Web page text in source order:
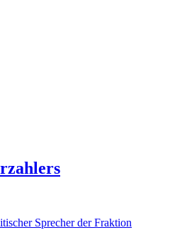
Sprecher der Fraktion